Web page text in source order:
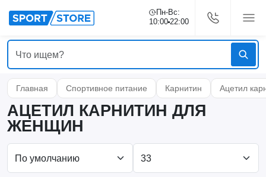
Пн-Вс:
10:00 22:00
Главная Спортивное питание Карнитин Ацетил
АЦЕТИЛ КАРНИТИН ДЛЯ
ЖЕНЩИН